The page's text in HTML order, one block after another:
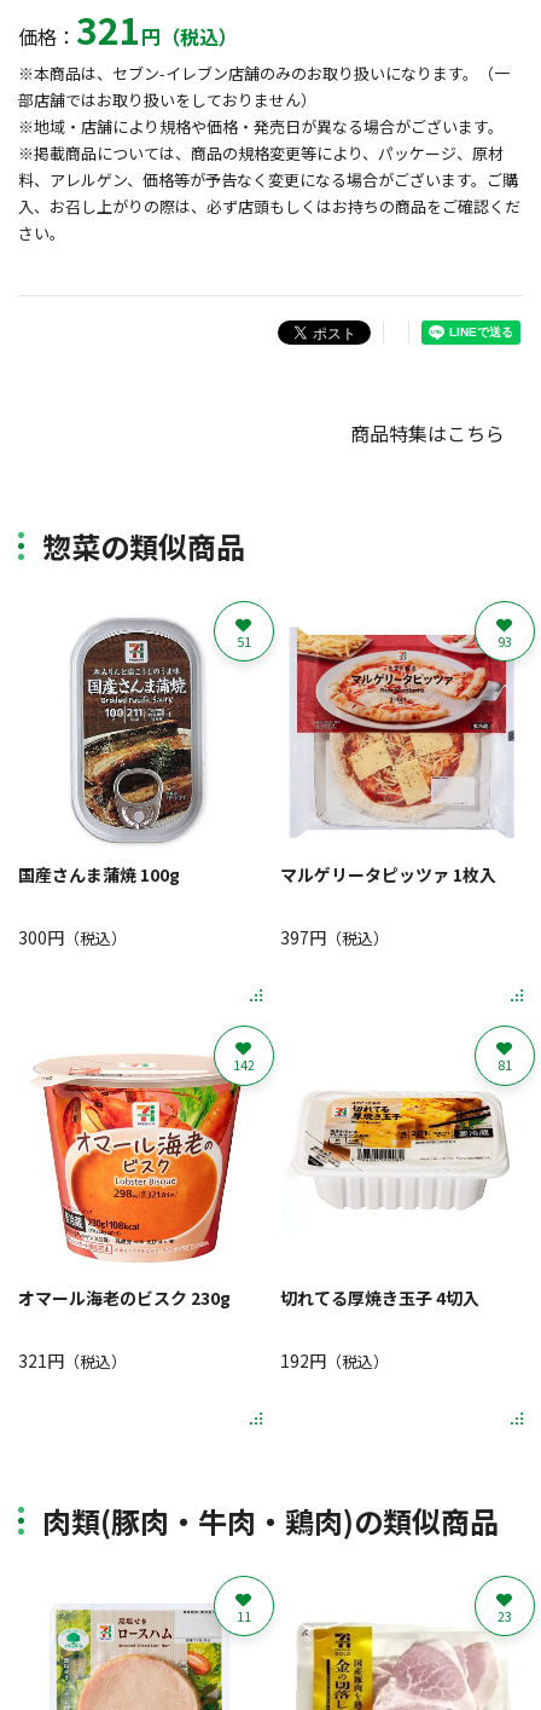
価格： 321円（税込）
※本商品は、セブン-イレブン店舗のみのお取り扱いになります。（一
部店舗ではお取り扱いをしておりません）
※地域・店舗により規格や価格・発売日が異なる場合がございます。
※掲載商品については、商品の規格変更等により、パッケージ、原材
料、アレルゲン、価格等が予告なく変更になる場合がございます。ご購
入、お召し上がりの際は、必ず店頭もしくはお持ちの商品をご確認くだ
さい。
商品特集はこちら
惣菜の類似商品
国産さんま蒲焼 100g
300円 （税込）
51
マルゲリータピッツァ 1枚入
397円（税込）
93
オマール海老のビスク 230g
321円 （税込）
142
切れてる厚焼き玉子 4切入
192円（税込）
81
肉類(豚肉・牛肉・鶏肉)の類似商品
11 23